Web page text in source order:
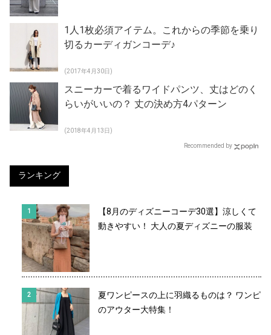
1人1枚必須アイテム。これからの季節を乗り
切るカーディガンコーデ♪
(2017年4月30日)
スニーカーで着るワイドパンツ、丈はどのく
らいがいいの？ 丈の決め方4パターン
(2018年4月13日)
Recommended by
ランキング
【8月のディズニーコーデ30選】涼しくて
動きやすい！ 大人の夏ディズニーの服装
夏ワンピースの上に羽織るものは？ ワンピ
のアウター大特集！